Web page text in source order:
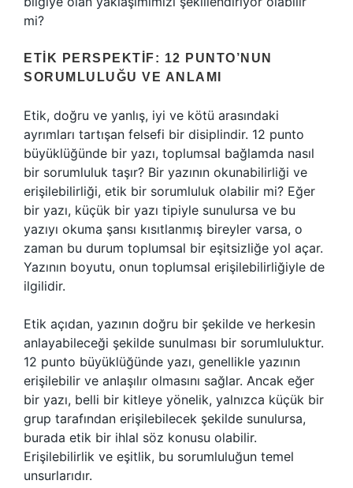
mi?
ETIK PERSPEKTIF: 12 PUNTO’NUN
SORUMLULUĞU VE ANLAMI
Etik, doğru ve yanlış, iyi ve kötü arasındaki
ayrımları tartışan felsefi bir disiplindir. 12 punto
büyüklüğünde bir yazı, toplumsal bağlamda nasıl
bir sorumluluk taşır? Bir yazının okunabilirliği ve
erişilebilirliği, etik bir sorumluluk olabilir mi? Eğer
bir yazı, küçük bir yazı tipiyle sunulursa ve bu
yazıyı okuma şansı kısıtlanmış bireyler varsa, o
zaman bu durum toplumsal bir eşitsizliğe yol açar.
Yazının boyutu, onun toplumsal erişilebilirliğiyle de
ilgilidir.
Etik açıdan, yazının doğru bir şekilde ve herkesin
anlayabileceği şekilde sunulması bir sorumluluktur.
12 punto büyüklüğünde yazı, genellikle yazının
erişilebilir ve anlaşılır olmasını sağlar. Ancak eğer
bir yazı, belli bir kitleye yönelik, yalnızca küçük bir
grup tarafından erişilebilecek şekilde sunulursa,
burada etik bir ihlal söz konusu olabilir.
Erişilebilirlik ve eşitlik, bu sorumluluğun temel
unsurlarıdır.